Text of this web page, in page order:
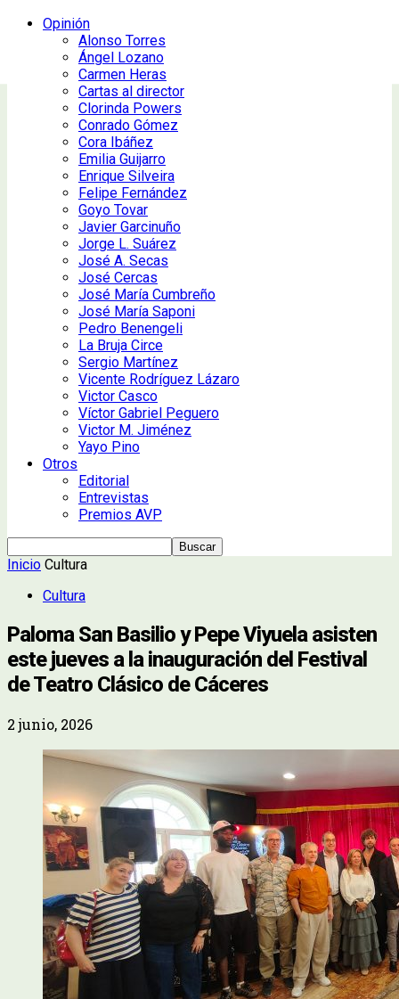
Opinión
Alonso Torres
Ángel Lozano
Carmen Heras
Cartas al director
Clorinda Powers
Conrado Gómez
Cora Ibáñez
Emilia Guijarro
Enrique Silveira
Felipe Fernández
Goyo Tovar
Javier Garcinuño
Jorge L. Suárez
José A. Secas
José Cercas
José María Cumbreño
José María Saponi
Pedro Benengeli
La Bruja Circe
Sergio Martínez
Vicente Rodríguez Lázaro
Victor Casco
Víctor Gabriel Peguero
Victor M. Jiménez
Yayo Pino
Otros
Editorial
Entrevistas
Premios AVP
Inicio Cultura
Cultura
Paloma San Basilio y Pepe Viyuela asisten
este jueves a la inauguración del Festival
de Teatro Clásico de Cáceres
2 junio, 2026